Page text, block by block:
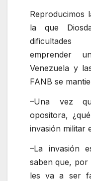
Reproducimos
la que
dificultades
emprender
Venezuela y
FANB se
–Una vez
opositora,
invasión militar
–La invasión
saben que, por
les va a ser